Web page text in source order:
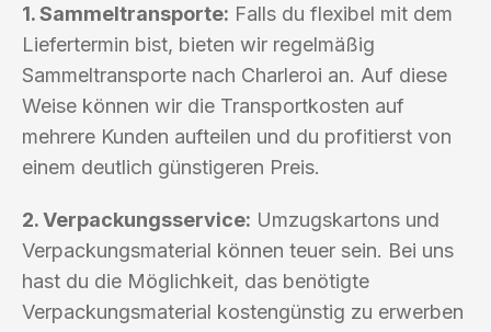
1. Sammeltransporte: Falls du flexibel mit dem
Liefertermin bist, bieten wir regelmäßig
Sammeltransporte nach Charleroi an. Auf diese
Weise können wir die Transportkosten auf
mehrere Kunden aufteilen und du profitierst von
einem deutlich günstigeren Preis.
2. Verpackungsservice: Umzugskartons und
Verpackungsmaterial können teuer sein. Bei uns
hast du die Möglichkeit, das benötigte
Verpackungsmaterial kostengünstig zu erwerben